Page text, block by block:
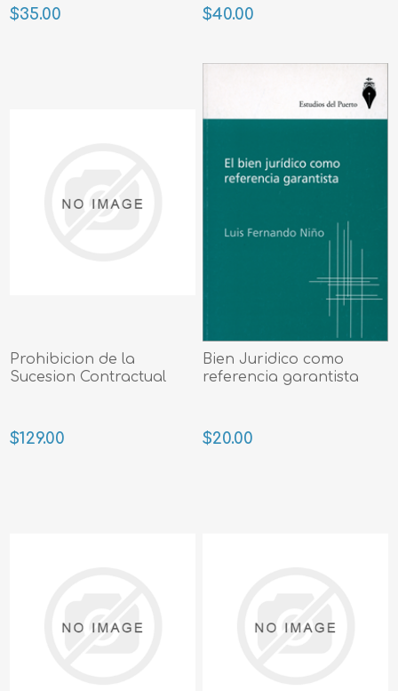
$35.00 $40.00
Prohibicion de la
Sucesion Contractual
$129.00
Bien Juridico como
referencia garantista
$20.00